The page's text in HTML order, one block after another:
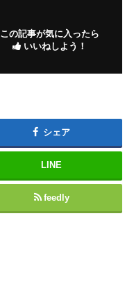
この記事が気に入ったら
いいねしよう！
シェア
LINE
feedly